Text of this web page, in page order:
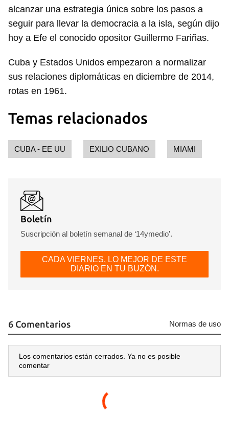
Guardar como favorito
Para poder guardar como favorito, primero has de
alcanzar una estrategia única sobre los pasos a
seguir para llevar la democracia a la isla, según dijo
hoy a Efe el conocido opositor Guillermo Fariñas.
Cuba y Estados Unidos empezaron a normalizar
sus relaciones diplomáticas en diciembre de 2014,
rotas en 1961.
Temas relacionados
CUBA - EE UU EXILIO CUBANO MIAMI
Boletín
Suscripción al boletín semanal de ‘14ymedio’.
CADA VIERNES, LO MEJOR DE ESTE
DIARIO EN TU BUZÓN.
6 Comentarios Normas de uso
Los comentarios están cerrados. Ya no es posible
comentar